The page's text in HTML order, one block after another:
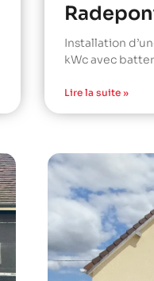
Installation
kWc avec
Lire la suite »